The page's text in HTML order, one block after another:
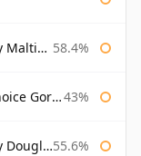
58.4%
MacPhail 43%
Laing 55.6%